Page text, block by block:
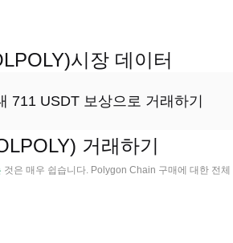
시장 데이터
711 USDT 보상으로 거래하기
거래하기
것은 매우 쉽습니다. Polygon Chain 구매에 대한 전